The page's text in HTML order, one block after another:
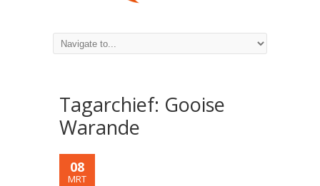
Tagarchief: Gooise
Warande
08
MRT